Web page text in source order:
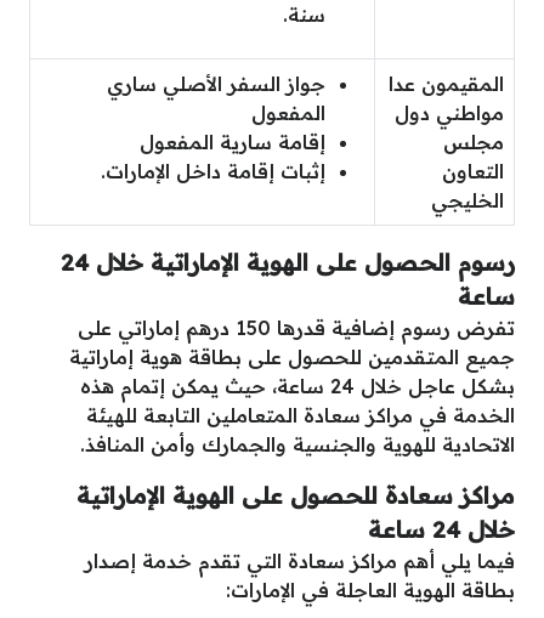
سنة.
المقيمون عدا
مواطني دول
مجلس
التعاون
الخليجي
جواز السفر الأصلي ساري
المفعول
إقامة سارية المفعول
إثبات إقامة داخل الإمارات.
رسوم الحصول على الهوية الإماراتية خلال 24
ساعة
تفرض رسوم إضافية قدرها 150 درهم إماراتي على
جميع المتقدمين للحصول على بطاقة هوية إماراتية
بشكل عاجل خلال 24 ساعة، حيث يمكن إتمام هذه
الخدمة في مراكز سعادة المتعاملين التابعة للهيئة
الاتحادية للهوية والجنسية والجمارك وأمن المنافذ.
مراكز سعادة للحصول على الهوية الإماراتية
خلال 24 ساعة
فيما يلي أهم مراكز سعادة التي تقدم خدمة إصدار
بطاقة الهوية العاجلة في الإمارات: